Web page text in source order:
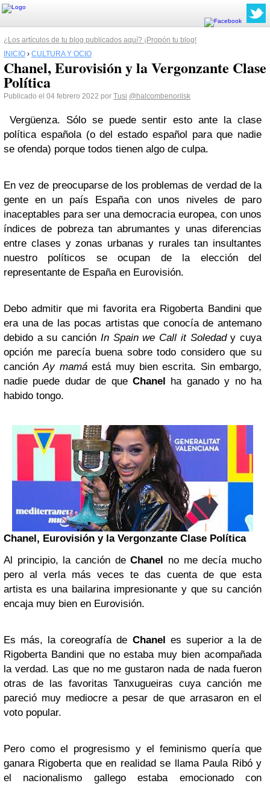
¿Los artículos de tu blog publicados aquí? ¡Propón tu blog!
INICIO › CULTURA Y OCIO
Chanel, Eurovisión y la Vergonzante Clase
Política
Publicado el 04 febrero 2022 por Tusi @halcombenorilsk
Vergüenza. Sólo se puede sentir esto ante la clase
política española (o del estado español para que nadie
se ofenda) porque todos tienen algo de culpa.
En vez de preocuparse de los problemas de verdad de la
gente en un país España con unos niveles de paro
inaceptables para ser una democracia europea, con unos
índices de pobreza tan abrumantes y unas diferencias
entre clases y zonas urbanas y rurales tan insultantes
nuestro políticos se ocupan de la elección del
representante de España en Eurovisión.
Debo admitir que mi favorita era Rigoberta Bandini que
era una de las pocas artistas que conocía de antemano
debido a su canción In Spain we Call it Soledady cuya
opción me parecía buena sobre todo considero que su
canciónAy mamáestá muy bien escrita. Sin embargo,
nadie puede dudar de que Chanel ha ganado y no ha
habido tongo.
Chanel, Eurovisión y la Vergonzante Clase Política
Al principio, la canción deChanel no me decía mucho
pero al verla más veces te das cuenta de que esta
artista es una bailarina impresionante y que su canción
encaja muy bien en Eurovisión.
Es más, la coreografía de Chanel es superior a la de
Rigoberta Bandini que no estaba muy bien acompañada
la verdad. Las que no me gustaron nada de nada fueron
otras de las favoritas Tanxugueiras cuya canción me
pareció muy mediocre a pesar de que arrasaron en el
voto popular.
Pero como el progresismo y el feminismo quería que
ganara Rigoberta que en realidad se llama Paula Ribó y
el nacionalismo gallego estaba emocionado con